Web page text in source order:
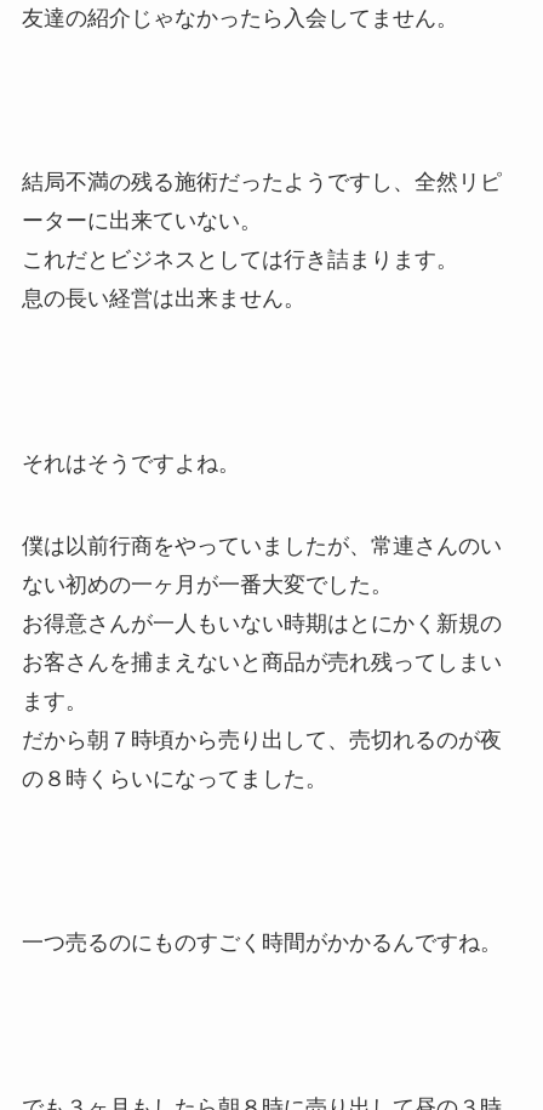
友達の紹介じゃなかったら入会してません。
結局不満の残る施術だったようですし、全然リピ
ーターに出来ていない。
これだとビジネスとしては行き詰まります。
息の長い経営は出来ません。
それはそうですよね。
僕は以前行商をやっていましたが、常連さんのい
ない初めの一ヶ月が一番大変でした。
お得意さんが一人もいない時期はとにかく新規の
お客さんを捕まえないと商品が売れ残ってしまい
ます。
だから朝７時頃から売り出して、売切れるのが夜
の８時くらいになってました。
一つ売るのにものすごく時間がかかるんですね。